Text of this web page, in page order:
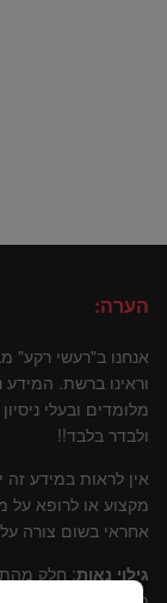
הערה:
אנחנו ב"רעשי רקע"
וראינו ברשת.
מלומדים ובעלי
ולבדר בלבד!!
אין לראות במידע
מקצוע או לרופא על
אחראי בשום צורה
גילוי נאות: חלק